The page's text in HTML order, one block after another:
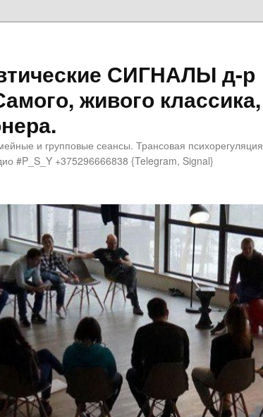
СИГНАЛЫ д-р
живого классика,
и групповые сеансы. Трансовая психорегуляция
#P_S_Y +375296666838 {Telegram, Signal}